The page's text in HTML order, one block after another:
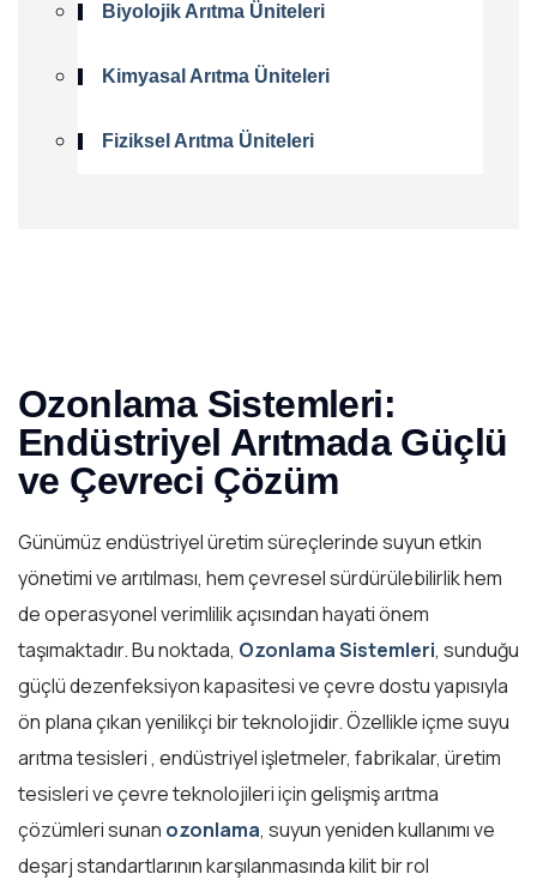
Biyolojik Arıtma Üniteleri
Kimyasal Arıtma Üniteleri
Fiziksel Arıtma Üniteleri
Ozonlama Sistemleri:
Endüstriyel Arıtmada Güçlü
ve Çevreci Çözüm
Günümüz endüstriyel üretim süreçlerinde suyun etkin
yönetimi ve arıtılması, hem çevresel sürdürülebilirlik hem
de operasyonel verimlilik açısından hayati önem
taşımaktadır. Bu noktada, Ozonlama Sistemleri, sunduğu
güçlü dezenfeksiyon kapasitesi ve çevre dostu yapısıyla
ön plana çıkan yenilikçi bir teknolojidir. Özellikle içme suyu
arıtma tesisleri , endüstriyel işletmeler, fabrikalar, üretim
tesisleri ve çevre teknolojileri için gelişmiş arıtma
çözümleri sunan ozonlama, suyun yeniden kullanımı ve
deşarj standartlarının karşılanmasında kilit bir rol